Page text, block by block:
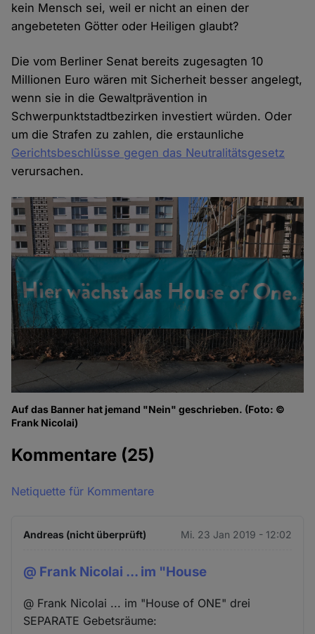
kein Mensch sei, weil er nicht an einen der
angebeteten Götter oder Heiligen glaubt?
Die vom Berliner Senat bereits zugesagten 10
Millionen Euro wären mit Sicherheit besser angelegt,
wenn sie in die Gewaltprävention in
Schwerpunktstadtbezirken investiert würden. Oder
um die Strafen zu zahlen, die erstaunliche
Gerichtsbeschlüsse gegen das Neutralitätsgesetz
verursachen.
Auf das Banner hat jemand "Nein" geschrieben. (Foto: ©
Frank Nicolai)
Kommentare (25)
Netiquette für Kommentare
Andreas (nicht überprüft) Mi. 23 Jan 2019 - 12:02
@ Frank Nicolai ... im "House
@ Frank Nicolai ... im "House of ONE" drei
SEPARATE Gebetsräume: